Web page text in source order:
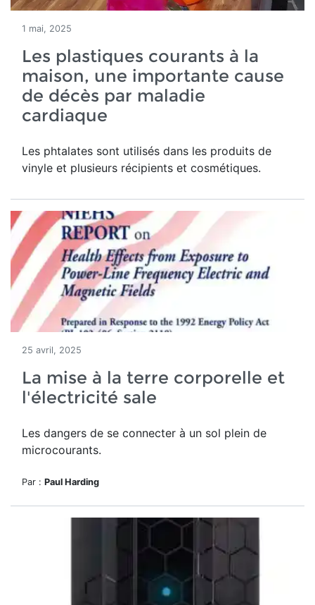
1 mai, 2025
Les plastiques courants à la
maison, une importante cause
de décès par maladie
cardiaque
Les phtalates sont utilisés dans les produits de
vinyle et plusieurs récipients et cosmétiques.
25 avril, 2025
La mise à la terre corporelle et
l'électricité sale
Les dangers de se connecter à un sol plein de
microcourants.
Par : Paul Harding